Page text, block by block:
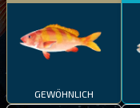
GEWÖHNLICH